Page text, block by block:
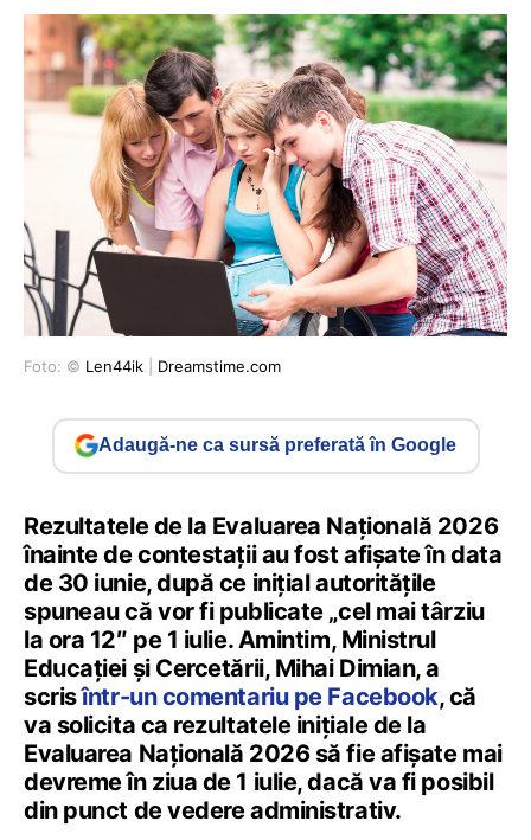
Foto: © Len44ik Dreamstime.com
Adaugă-ne ca sursă preferată în Google
Rezultatele de la Evaluarea Națională 2026
înainte de contestații au fost afișate în data
de 30 iunie, după ce inițial autoritățile
spuneau că vor fi publicate „cel mai târziu
la ora 12″ pe 1 iulie. Amintim, Ministrul
Educației și Cercetării, Mihai Dimian, a
scrisîntr-un comentariu pe Facebook, că
va solicita ca rezultatele inițiale de la
Evaluarea Națională 2026 să fie afișate mai
devreme în ziua de 1 iulie, dacă va fi posibil
din punct de vedere administrativ.